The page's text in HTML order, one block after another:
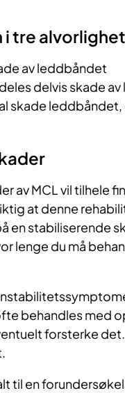
i tre
av leddbåndet
delvis skade
skade
av MCL vil tilhele
at denne
en stabiliserende
lenge du må
behandles med
forsterke
til en